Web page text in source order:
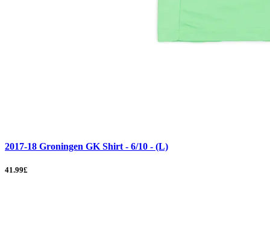
2017-18 Groningen GK Shirt - 6/10 - (L)
41.99£